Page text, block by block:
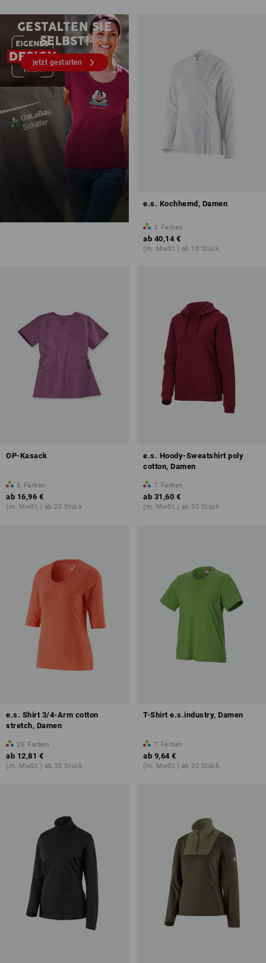
GESTALTEN SIE
SELBST!
jetzt gestalten
e.s. Kochhemd, Damen
3 Farben
ab 40,14 €
(m. MwSt.) ab 10 Stück
OP-Kasack
8 Farben
ab 16,96 €
(m. MwSt.) ab 20 Stück
e.s. Hoody-Sweatshirt poly
cotton, Damen
7 Farben
ab 31,60 €
(m. MwSt.) ab 30 Stück
e.s. Shirt 3/4-Arm cotton
stretch, Damen
26 Farben
ab 12,81 €
(m. MwSt.) ab 30 Stück
T-Shirt e.s.industry, Damen
7 Farben
ab 9,64 €
(m. MwSt.) ab 30 Stück